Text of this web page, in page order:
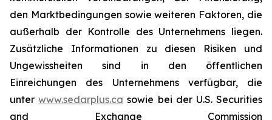
den Marktbedingungen sowie weiteren Faktoren, die
außerhalb der Kontrolle des Unternehmens liegen.
Zusätzliche Informationen zu diesen Risiken und
Ungewissheiten sind in den öffentlichen
Einreichungen des Unternehmens verfügbar, die
unterwww.sedarplus.ca sowie bei der U.S. Securities
and Exchange Commission